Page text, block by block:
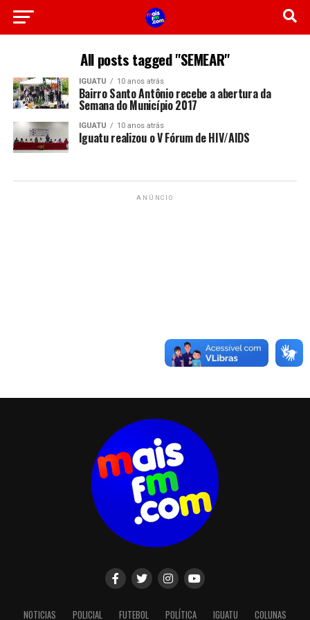
All posts tagged "SEMEAR"
IGUATU 10 anos atrás
Bairro Santo Antônio recebe a abertura da
Semana do Município 2017
IGUATU 10 anos atrás
Iguatu realizou o V Fórum de HIV/AIDS
ANÚNCIO
NOTICIAS POLICIAL FUTEBOL POLÍTICA IGUATU COLUNAS